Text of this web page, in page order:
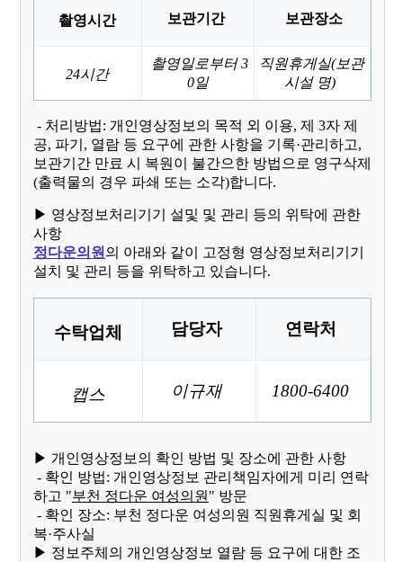
촬영시간 보관기간 보관장소
24시간
촬영일로부터 3
0일
직원휴게실(보관
시설 명)
- 처리방법: 개인영상정보의 목적 외 이용, 제 3자 제
공, 파기, 열람 등 요구에 관한 사항을 기록·관리하고,
보관기간 만료 시 복원이 불간으한 방법으로 영구삭제
(출력물의 경우 파쇄 또는 소각)합니다.
▶ 영상정보처리기기 설및 및 관리 등의 위탁에 관한
사항
정다운의원의 아래와 같이 고정형 영상정보처리기기
설치 및 관리 등을 위탁하고 있습니다.
수탁업체 담당자 연락처
캡스 이규재 1800-6400
▶ 개인영상정보의 확인 방법 및 장소에 관한 사항
- 확인 방법: 개인영상정보 관리책임자에게 미리 연락
하고 "부천 정다운 여성의원" 방문
- 확인 장소: 부천 정다운 여성의원 직원휴게실 및 회
복·주사실
▶ 정보주체의 개인영상정보 열람 등 요구에 대한 조